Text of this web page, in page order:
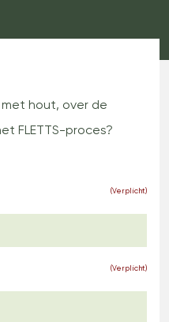
hout, over de
FLETTS-proces?
(Verplicht)
(Verplicht)